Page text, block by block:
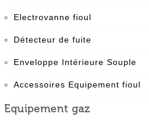
Electrovanne fioul
Détecteur de fuite
Enveloppe Intérieure Souple
Accessoires Equipement fioul
Equipement gaz